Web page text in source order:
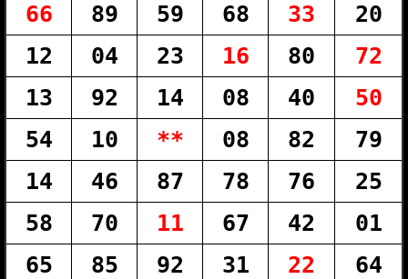
66
89 59 68 33
20
12
04 23 16 80
72
13
92 14 08 40
50
54
10 ** 08 82
79
14
46 87 78 76
25
58
70 11 67 42
01
65
85 92 31 22
64